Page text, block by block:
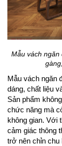
Mẫu vách ngăn
Mẫu vách ngăn
dáng, chất liệu
Sản phẩm
chức năng mà
không gian. Với
cảm giác thông
trở nên chỉn chu